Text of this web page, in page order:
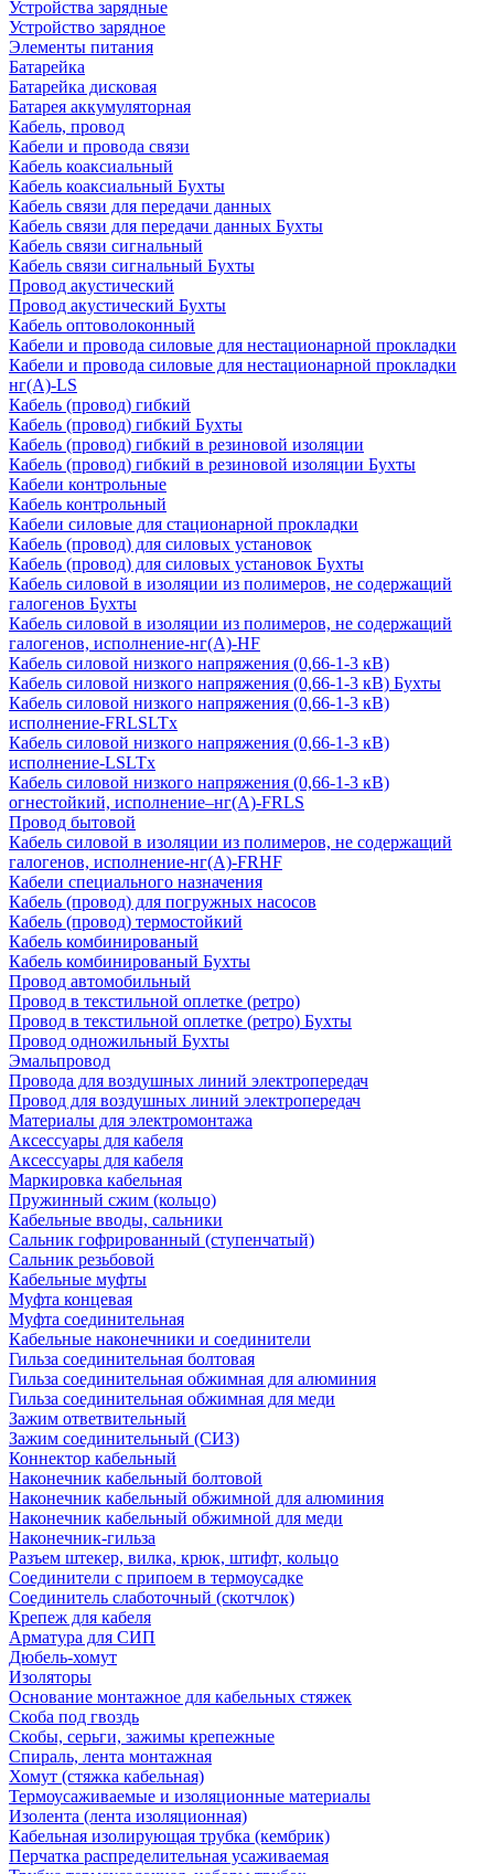
Устройства зарядные
Устройство зарядное
Элементы питания
Батарейка
Батарейка дисковая
Батарея аккумуляторная
Кабель, провод
Кабели и провода связи
Кабель коаксиальный
Кабель коаксиальный Бухты
Кабель связи для передачи данных
Кабель связи для передачи данных Бухты
Кабель связи сигнальный
Кабель связи сигнальный Бухты
Провод акустический
Провод акустический Бухты
Кабель оптоволоконный
Кабели и провода силовые для нестационарной прокладки
Кабели и провода силовые для нестационарной прокладки
нг(А)-LS
Кабель (провод) гибкий
Кабель (провод) гибкий Бухты
Кабель (провод) гибкий в резиновой изоляции
Кабель (провод) гибкий в резиновой изоляции Бухты
Кабели контрольные
Кабель контрольный
Кабели силовые для стационарной прокладки
Кабель (провод) для силовых установок
Кабель (провод) для силовых установок Бухты
Кабель силовой в изоляции из полимеров, не содержащий
галогенов Бухты
Кабель силовой в изоляции из полимеров, не содержащий
галогенов, исполнение-нг(А)-HF
Кабель силовой низкого напряжения (0,66-1-3 кВ)
Кабель силовой низкого напряжения (0,66-1-3 кВ) Бухты
Кабель силовой низкого напряжения (0,66-1-3 кВ)
исполнение-FRLSLTx
Кабель силовой низкого напряжения (0,66-1-3 кВ)
исполнение-LSLTx
Кабель силовой низкого напряжения (0,66-1-3 кВ)
огнестойкий, исполнение–нг(А)-FRLS
Провод бытовой
Кабель силовой в изоляции из полимеров, не содержащий
галогенов, исполнение-нг(А)-FRHF
Кабели специального назначения
Кабель (провод) для погружных насосов
Кабель (провод) термостойкий
Кабель комбинированый
Кабель комбинированый Бухты
Провод автомобильный
Провод в текстильной оплетке (ретро)
Провод в текстильной оплетке (ретро) Бухты
Провод одножильный Бухты
Эмальпровод
Провода для воздушных линий электропередач
Провод для воздушных линий электропередач
Материалы для электромонтажа
Аксессуары для кабеля
Аксессуары для кабеля
Маркировка кабельная
Пружинный сжим (кольцо)
Кабельные вводы, сальники
Сальник гофрированный (ступенчатый)
Сальник резьбовой
Кабельные муфты
Муфта концевая
Муфта соединительная
Кабельные наконечники и соединители
Гильза соединительная болтовая
Гильза соединительная обжимная для алюминия
Гильза соединительная обжимная для меди
Зажим ответвительный
Зажим соединительный (СИЗ)
Коннектор кабельный
Наконечник кабельный болтовой
Наконечник кабельный обжимной для алюминия
Наконечник кабельный обжимной для меди
Наконечник-гильза
Разъем штекер, вилка, крюк, штифт, кольцо
Соединители с припоем в термоусадке
Соединитель слаботочный (скотчлок)
Крепеж для кабеля
Арматура для СИП
Дюбель-хомут
Изоляторы
Основание монтажное для кабельных стяжек
Скоба под гвоздь
Скобы, серьги, зажимы крепежные
Спираль, лента монтажная
Хомут (стяжка кабельная)
Термоусаживаемые и изоляционные материалы
Изолента (лента изоляционная)
Кабельная изолирующая трубка (кембрик)
Перчатка распределительная усаживаемая